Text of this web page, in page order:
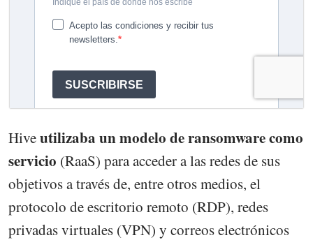
Hiveutilizaba un modelo de ransomware como
servicio (RaaS) para acceder a las redes de sus
objetivos a través de, entre otros medios, el
protocolo de escritorio remoto (RDP), redes
privadas virtuales (VPN) y correos electrónicos